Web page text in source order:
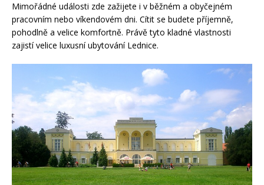
Mimořádné události zde zažijete i v běžném a obyčejném
pracovním nebo víkendovém dni. Cítit se budete příjemně,
pohodlně a velice komfortně. Právě tyto kladné vlastnosti
zajistí velice luxusníubytování Lednice.